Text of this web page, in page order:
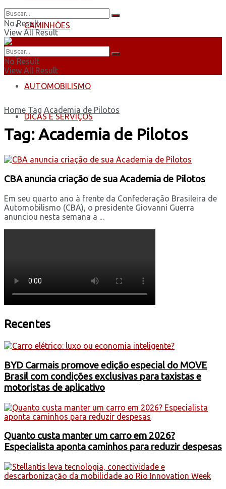
CAMINHÕES
ÔNIBUS
AUTOMOBILISMO
DICAS E SERVIÇOS
No Result
View All Result
No Result
View All Result
Home Tag Academia de Pilotos
Tag:Academia de Pilotos
CBA anuncia criação de sua Academia de Pilotos
Em seu quarto ano à frente da Confederação Brasileira de
Automobilismo (CBA), o presidente Giovanni Guerra
anunciou nesta semana a ...
Recentes
BYD Carmais promove edição especial do MOVE
Brasil com condições exclusivas para taxistas e
motoristas de aplicativo
Quanto custa manter um carro em 2026?
Especialista aponta caminhos para reduzir despesas